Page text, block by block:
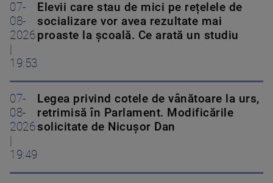
07-
08-
2026
19:53
Elevii care stau de mici pe rețelele de
socializare vor avea rezultate mai
proaste la școală. Ce arată un studiu
07-
08-
2026
19:49
Legea privind cotele de vânătoare la urs,
retrimisă în Parlament. Modificările
solicitate de Nicușor Dan